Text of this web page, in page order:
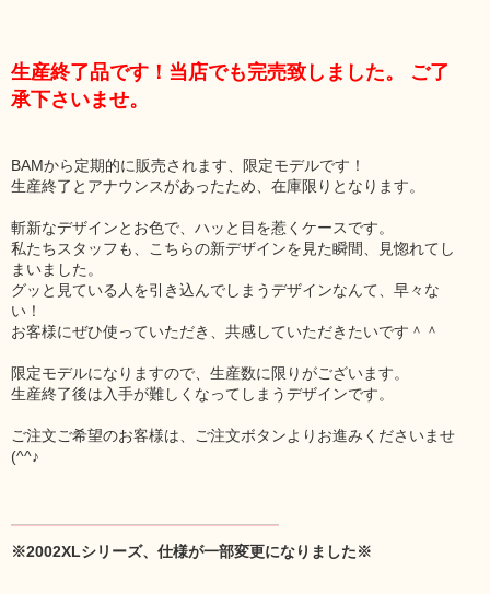
生産終了品です！当店でも完売致しました。 ご了
承下さいませ。
BAMから定期的に販売されます、限定モデルです！
生産終了とアナウンスがあったため、在庫限りとなります。
斬新なデザインとお色で、ハッと目を惹くケースです。
私たちスタッフも、こちらの新デザインを見た瞬間、見惚れてし
まいました。
グッと見ている人を引き込んでしまうデザインなんて、早々な
い！
お客様にぜひ使っていただき、共感していただきたいです＾＾
限定モデルになりますので、生産数に限りがございます。
生産終了後は入手が難しくなってしまうデザインです。
ご注文ご希望のお客様は、ご注文ボタンよりお進みくださいませ
(^^♪
※2002XLシリーズ、仕様が一部変更になりました※